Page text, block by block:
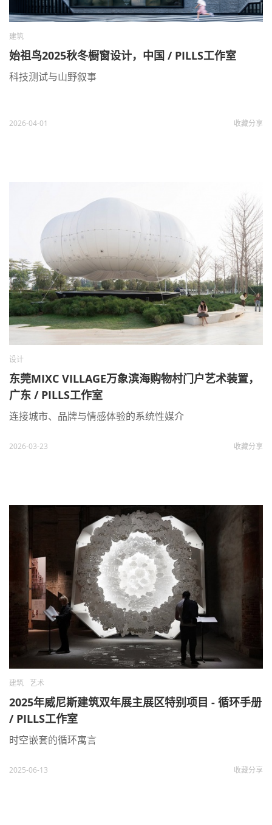
建筑
始祖鸟2025秋冬橱窗设计，中国 / PILLS工作室
科技测试与山野叙事
2026-04-01 收藏分享
设计
东莞MIXC VILLAGE万象滨海购物村门户艺术装置，
广东 / PILLS工作室
连接城市、品牌与情感体验的系统性媒介
2026-03-23 收藏分享
建筑 艺术
2025年威尼斯建筑双年展主展区特别项目 - 循环手册
/ PILLS工作室
时空嵌套的循环寓言
2025-06-13 收藏分享